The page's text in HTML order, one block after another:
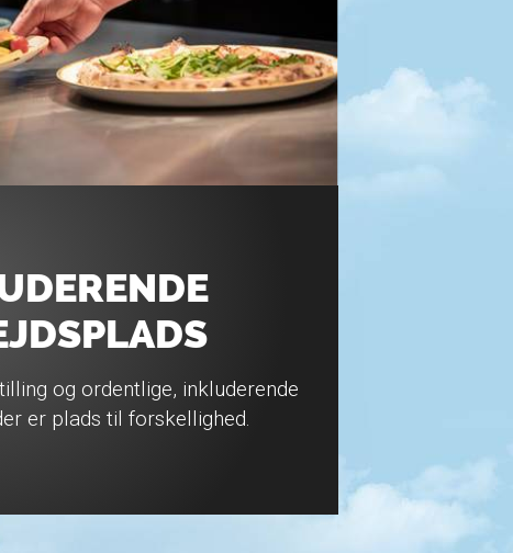
og ordentlige, inkluderende
er plads til forskellighed.